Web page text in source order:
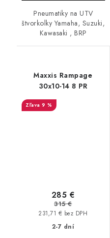
Pneumatiky na UTV
štvorkolky Yamaha, Suzuki,
Kawasaki , BRP
Maxxis Rampage
30x10-14 8 PR
9 %
2-7 dní
231,71 € bez DPH
285 €
315 €